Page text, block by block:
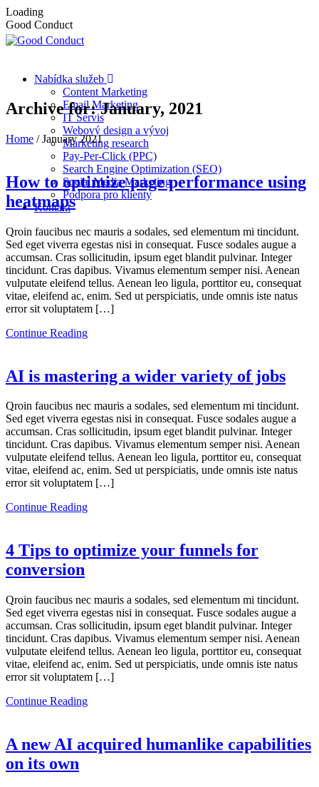
Loading
Good Conduct
Nabídka služeb
Content Marketing
Email Marketing
IT Servis
Webový design a vývoj
Marketing research
Pay-Per-Click (PPC)
Search Engine Optimization (SEO)
Social Media Marketing
Podpora pro klienty
Kontakt
Archive for: January, 2021
Home / January 2021
How to optimize page performance using
heatmaps
Qroin faucibus nec mauris a sodales, sed elementum mi tincidunt.
Sed eget viverra egestas nisi in consequat. Fusce sodales augue a
accumsan. Cras sollicitudin, ipsum eget blandit pulvinar. Integer
tincidunt. Cras dapibus. Vivamus elementum semper nisi. Aenean
vulputate eleifend tellus. Aenean leo ligula, porttitor eu, consequat
vitae, eleifend ac, enim. Sed ut perspiciatis, unde omnis iste natus
error sit voluptatem […]
Continue Reading
AI is mastering a wider variety of jobs
Qroin faucibus nec mauris a sodales, sed elementum mi tincidunt.
Sed eget viverra egestas nisi in consequat. Fusce sodales augue a
accumsan. Cras sollicitudin, ipsum eget blandit pulvinar. Integer
tincidunt. Cras dapibus. Vivamus elementum semper nisi. Aenean
vulputate eleifend tellus. Aenean leo ligula, porttitor eu, consequat
vitae, eleifend ac, enim. Sed ut perspiciatis, unde omnis iste natus
error sit voluptatem […]
Continue Reading
4 Tips to optimize your funnels for
conversion
Qroin faucibus nec mauris a sodales, sed elementum mi tincidunt.
Sed eget viverra egestas nisi in consequat. Fusce sodales augue a
accumsan. Cras sollicitudin, ipsum eget blandit pulvinar. Integer
tincidunt. Cras dapibus. Vivamus elementum semper nisi. Aenean
vulputate eleifend tellus. Aenean leo ligula, porttitor eu, consequat
vitae, eleifend ac, enim. Sed ut perspiciatis, unde omnis iste natus
error sit voluptatem […]
Continue Reading
A new AI acquired humanlike capabilities
on its own